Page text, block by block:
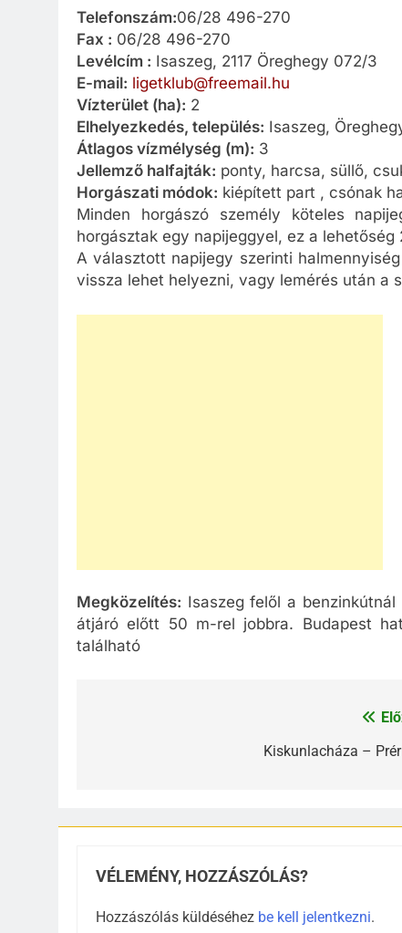
Telefonszám:06/28 496-270
Fax : 06/28 496-270
Levélcím : Isaszeg, 2117 Öreghegy 072/3
E-mail: ligetklub@freemail.hu
Vízterület (ha): 2
Elhelyezkedés, település: Isaszeg,
Átlagos vízmélység (m): 3
Jellemző halfajták: ponty, harcsa, süllő,
Horgászati módok: kiépített part , csónak
Minden horgászó személy köteles
horgásztak egy napijeggyel, ez a
A választott napijegy szerinti
vissza lehet helyezni, vagy lemérés után a
Megközelítés: Isaszeg felől a
átjáró előtt 50 m-rel jobbra. Budapest
található
Kiskunlacháza –
VÉLEMÉNY, HOZZÁSZÓLÁS?
Hozzászólás küldéséhez be kell jelentkezni.